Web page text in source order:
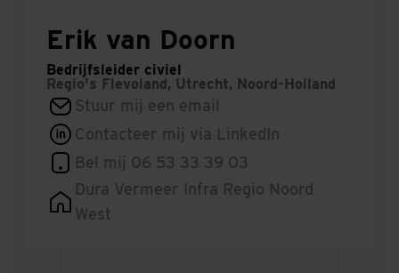
Erik van Doorn
Bedrijfsleider civiel
Regio's Flevoland, Utrecht, Noord-Holland
Stuur mij een email
Contacteer mij via LinkedIn
Bel mij 06 53 33 39 03
Dura Vermeer Infra Regio Noord
West